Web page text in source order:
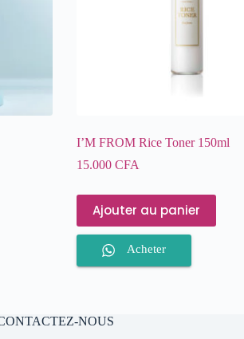
I’M FROM Rice Toner 150ml
15.000 CFA
Ajouter au panier
Acheter
NOUS